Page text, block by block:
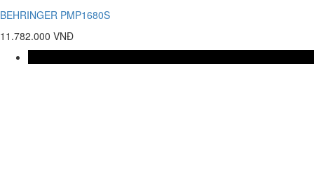
BEHRINGER PMP1680S
11.782.000 VNĐ